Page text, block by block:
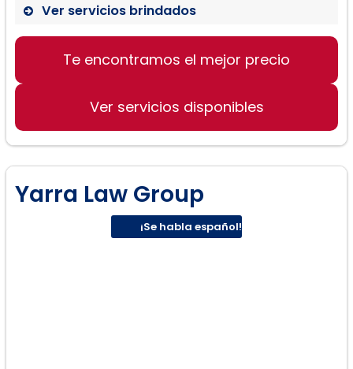
Ver servicios brindados
Ciudadanía de EE. UU.
Acción diferida
Defensa de deportación
Visas U para víctimas de delitos
violentos
Peticiones VAWA para víctimas de
violencia doméstica
Te encontramos el mejor precio
Ver servicios disponibles
Yarra Law Group
¡Se habla español!